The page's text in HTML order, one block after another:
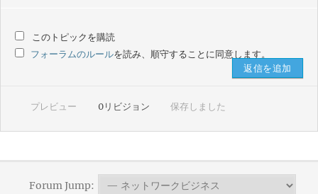
このトピックを購読
フォーラムのルールを読み、順守することに同意します。
プレビュー 0リビジョン 保存しました
Forum Jump: